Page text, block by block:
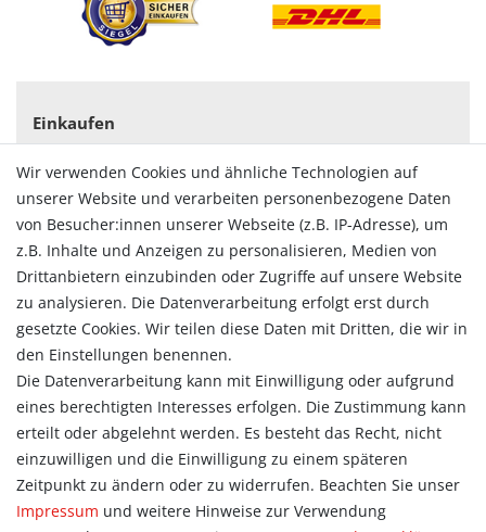
Einkaufen
Zahlungsarten
Versandarten & -kosten
Widerrufsrecht
Vertrag widerrufen
Konto
Login
Registrieren
Warenkorb
Zur Kasse
Allgemein
Kontakt
Datenschutzerklärung
AGB
Impressum
Wir verwenden Cookies und ähnliche Technologien auf
unserer Website und verarbeiten personenbezogene Daten
von Besucher:innen unserer Webseite (z.B. IP-Adresse), um
z.B. Inhalte und Anzeigen zu personalisieren, Medien von
Drittanbietern einzubinden oder Zugriffe auf unsere Website
zu analysieren. Die Datenverarbeitung erfolgt erst durch
gesetzte Cookies. Wir teilen diese Daten mit Dritten, die wir in
den Einstellungen benennen.
Die Datenverarbeitung kann mit Einwilligung oder aufgrund
eines berechtigten Interesses erfolgen. Die Zustimmung kann
erteilt oder abgelehnt werden. Es besteht das Recht, nicht
einzuwilligen und die Einwilligung zu einem späteren
Zeitpunkt zu ändern oder zu widerrufen. Beachten Sie unser
Impressum und weitere Hinweise zur Verwendung